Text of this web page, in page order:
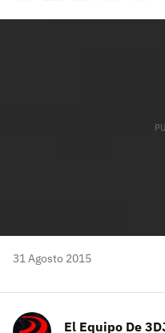
31 Agosto 2015
El Equipo De
Recupera